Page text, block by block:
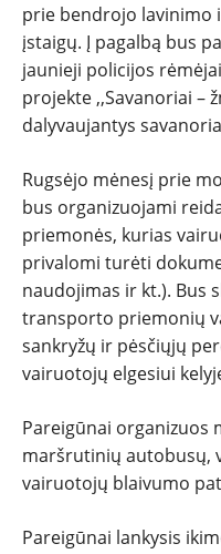
prie bendrojo lavinimo
įstaigų. Į pagalbą bus
jaunieji policijos
projekte ,,Savanoriai –
dalyvaujantys
Rugsėjo mėnesį prie
bus organizuojami
priemonės, kurias
privalomi turėti
naudojimas ir kt.). Bus
transporto priemonių
sankryžų ir pėsčiųjų
vairuotojų elgesiui
Pareigūnai organizuos
maršrutinių autobusų,
vairuotojų blaivumo
Pareigūnai lankysis